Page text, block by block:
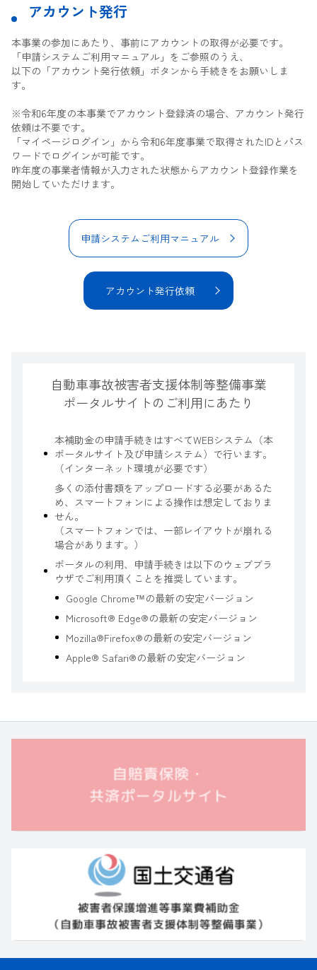
アカウント発行
本事業の参加にあたり、事前にアカウントの取得が必要です。
「申請システムご利用マニュアル」をご参照のうえ、
以下の「アカウント発行依頼」ボタンから手続きをお願いしま
す。
※令和6年度の本事業でアカウント登録済の場合、アカウント発行
依頼は不要です。
「マイページログイン」から令和6年度事業で取得されたIDとパス
ワードでログインが可能です。
昨年度の事業者情報が入力された状態からアカウント登録作業を
開始していただけます。
申請システムご利用マニュアル
アカウント発行依頼
自動車事故被害者支援体制等整備事業
ポータルサイトのご利用にあたり
本補助金の申請手続きはすべてWEBシステム（本
ポータルサイト及び申請システム）で行います。
（インターネット環境が必要です）
多くの添付書類をアップロードする必要があるた
め、スマートフォンによる操作は想定しておりま
せん。
（スマートフォンでは、一部レイアウトが崩れる
場合があります。）
ポータルの利用、申請手続きは以下のウェブブラ
ウザでご利用頂くことを推奨しています。
Google Chrome™の最新の安定バージョン
Microsoft® Edge®の最新の安定バージョン
Mozilla®Firefox®の最新の安定バージョン
Apple® Safari®の最新の安定バージョン